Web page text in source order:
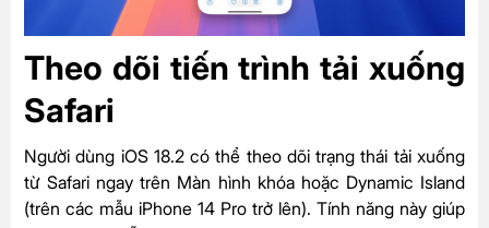
Theo dõi tiến trình tải xuống
Safari
Người dùng iOS 18.2 có thể theo dõi trạng thái tải xuống
từ Safari ngay trên Màn hình khóa hoặc Dynamic Island
(trên các mẫu iPhone 14 Pro trở lên). Tính năng này giúp